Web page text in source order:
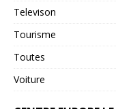
Televison
Tourisme
Toutes
Voiture